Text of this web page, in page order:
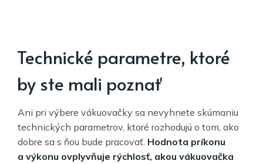
Technické parametre, ktoré
by ste mali poznať
Ani pri výbere vákuovačky sa nevyhnete skúmaniu
technických parametrov, ktoré rozhodujú o tom, ako
dobre sa s ňou bude pracovať. Hodnota príkonu
a výkonu ovplyvňuje rýchlosť, akou vákuovačka